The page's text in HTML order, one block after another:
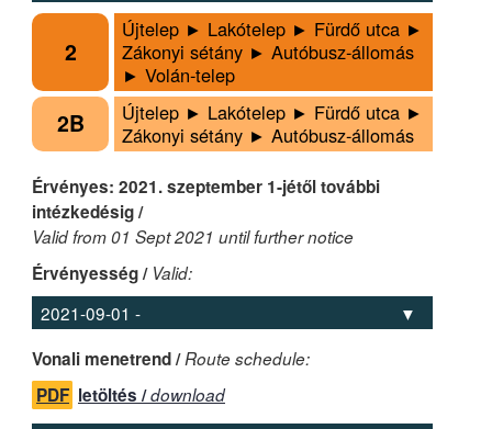
2
Újtelep ► Lakótelep ► Fürdő utca ►
Zákonyi sétány ► Autóbusz-állomás
► Volán-telep
2B
Újtelep ► Lakótelep ► Fürdő utca ►
Zákonyi sétány ► Autóbusz-állomás
Érvényes: 2021. szeptember 1-jétől további
intézkedésig /
Valid from 01 Sept 2021 until further notice
Érvényesség / Valid:
Vonali menetrend /Route schedule:
PDF letöltés /download